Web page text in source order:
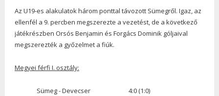
Az U19-es alakulatok három ponttal távozott Sümegről. Igaz, az
ellenfél a 9. percben megszerezte a vezetést, de a következő
játékrészben Orsós Benjamin és Forgács Dominik góljaival
megszerezték a győzelmet a fiúk.
Megyei férfi I. osztály:
Sümeg - Devecser 4:0 (1:0)